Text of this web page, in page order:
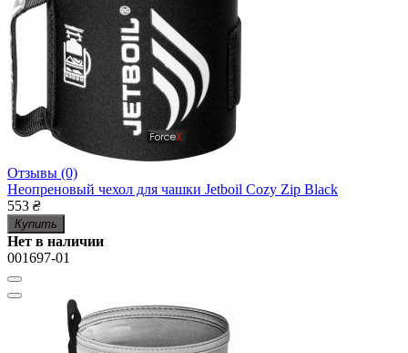
Отзывы (0)
Неопреновый чехол для чашки Jetboil Cozy Zip Black
553 ₴
Купить
Нет в наличии
001697-01